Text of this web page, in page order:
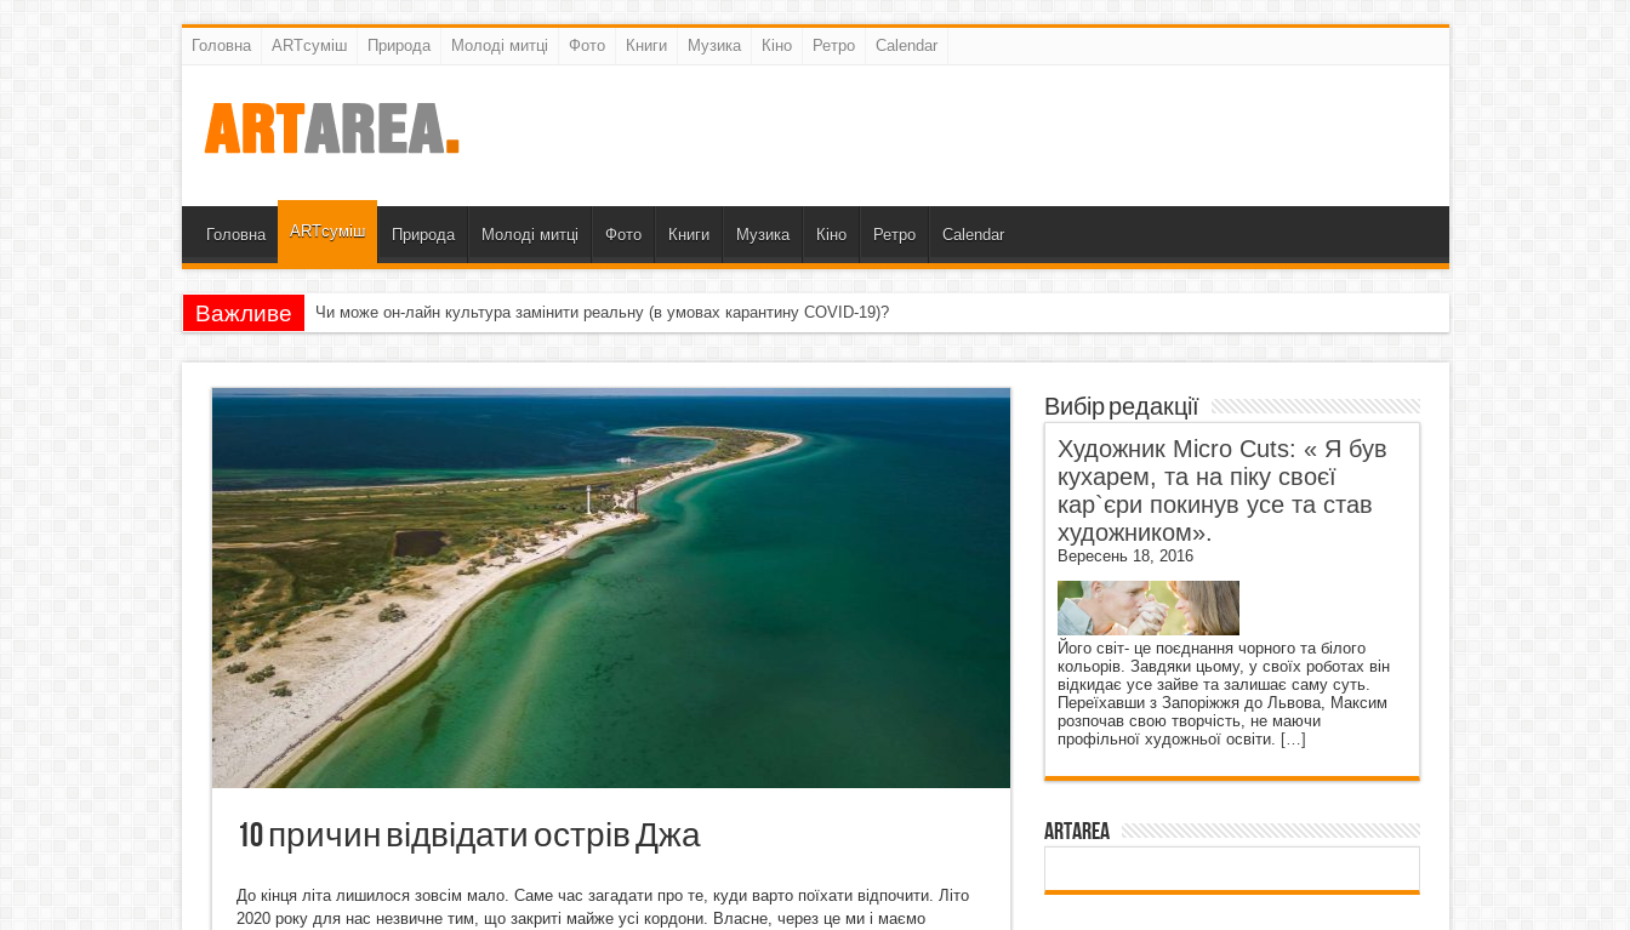
Головна ARTсуміш Природа Молоді митці Фото Книги Музика Кіно Ретро Calendar
Головна ARTсуміш Природа Молоді митці Фото Книги Музика Кіно Ретро Calendar
Важливе Чи може он-лайн культура замінити реальну (в умовах карантину COVID-19)?
10 причин відвідати острів Джа
До кінця літа лишилося зовсім мало. Саме час загадати про те, куди варто поїхати відпочити. Літо
2020 року для нас незвичне тим, що закриті майже усі кордони. Власне, через це ми і маємо
Вибір редакції
Художник Micro Cuts: « Я був
кухарем, та на піку своєї
кар`єри покинув усе та став
художником».
Вересень 18, 2016
Його світ- це поєднання чорного та білого
кольорів. Завдяки цьому, у своїх роботах він
відкидає усе зайве та залишає саму суть.
Переїхавши з Запоріжжя до Львова, Максим
розпочав свою творчість, не маючи
профільної художньої освіти. […]
ArtArea